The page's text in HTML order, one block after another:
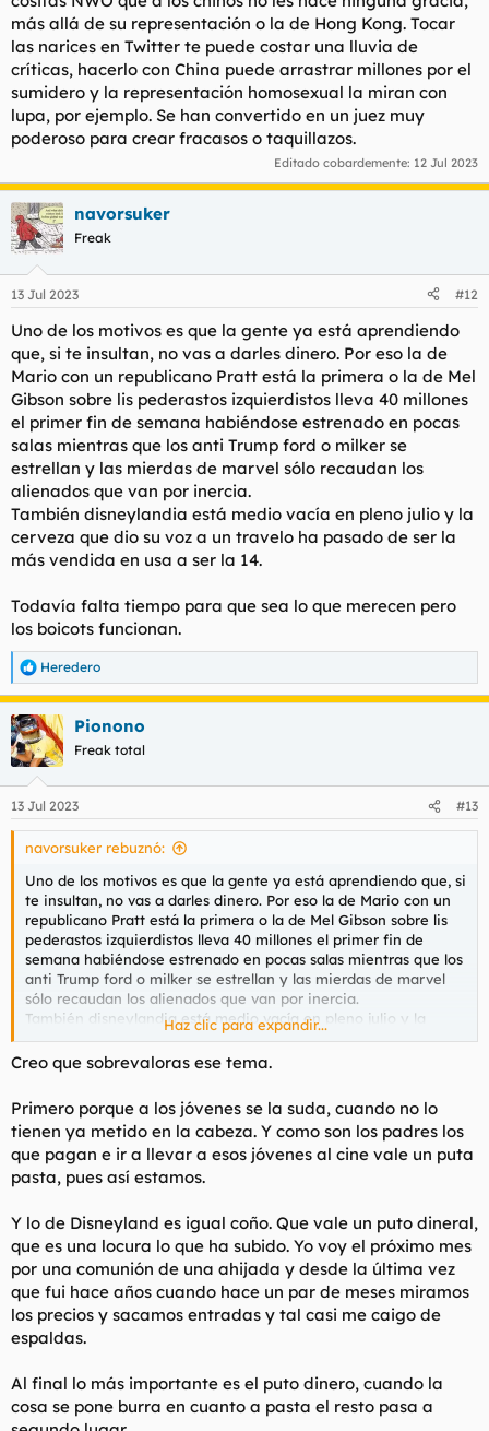
más allá de su representación o la de Hong Kong. Tocar
las narices en Twitter te puede costar una lluvia de
críticas, hacerlo con China puede arrastrar millones por el
sumidero y la representación homosexual la miran con
lupa, por ejemplo. Se han convertido en un juez muy
poderoso para crear fracasos o taquillazos.
Editado cobardemente: 12 Jul 2023
navorsuker
Freak
13 Jul 2023 #12
Uno de los motivos es que la gente ya está aprendiendo
que, si te insultan, no vas a darles dinero. Por eso la de
Mario con un republicano Pratt está la primera o la de Mel
Gibson sobre lis pederastos izquierdistos lleva 40 millones
el primer fin de semana habiéndose estrenado en pocas
salas mientras que los anti Trump ford o milker se
estrellan y las mierdas de marvel sólo recaudan los
alienados que van por inercia.
También disneylandia está medio vacía en pleno julio y la
cerveza que dio su voz a un travelo ha pasado de ser la
más vendida en usa a ser la 14.
Todavía falta tiempo para que sea lo que merecen pero
los boicots funcionan.
R
e
a
c
c
i
e
s
Heredero
Pionono
Freak total
13 Jul 2023 #13
navorsuker rebuznó:
Uno de los motivos es que la gente ya está aprendiendo que, si
te insultan, no vas a darles dinero. Por eso la de Mario con un
republicano Pratt está la primera o la de Mel Gibson sobre lis
pederastos izquierdistos lleva 40 millones el primer fin de
semana habiéndose estrenado en pocas salas mientras que los
anti Trump ford o milker se estrellan y las mierdas de marvel
sólo recaudan los alienados que van por inercia.
También disneylandia está medio vacía en pleno julio y la
cerveza que dio su voz a un travelo ha pasado de ser la más
vendida en usa a ser la 14.
boicots funcionan.
Haz clic para expandir...
Creo que sobrevaloras ese tema.
Primero porque a los jóvenes se la suda, cuando no lo
tienen ya metido en la cabeza. Y como son los padres los
que pagan e ir a llevar a esos jóvenes al cine vale un puta
pasta, pues así estamos.
Y lo de Disneyland es igual coño. Que vale un puto dineral,
que es una locura lo que ha subido. Yo voy el próximo mes
por una comunión de una ahijada y desde la última vez
que fui hace años cuando hace un par de meses miramos
los precios y sacamos entradas y tal casi me caigo de
espaldas.
Al final lo más importante es el puto dinero, cuando la
cosa se pone burra en cuanto a pasta el resto pasa a